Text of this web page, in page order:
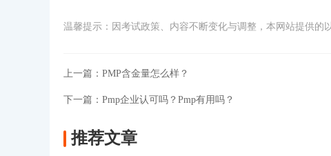
温馨提示：因考试政策、内容不断变化与调整，本网站提供的
上一篇： PMP含金量怎么样？
下一篇： Pmp企业认可吗？Pmp有用吗？
推荐文章